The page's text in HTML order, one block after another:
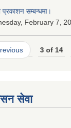
सम्बन्धमा।
February 7,
3 of 14
सेवा